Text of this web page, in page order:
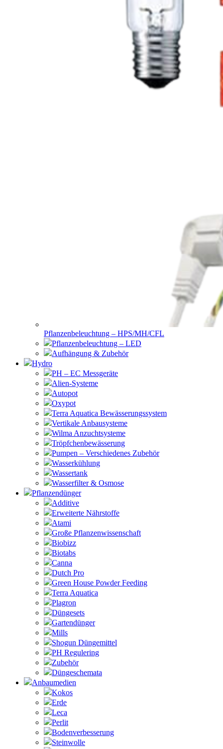
Pflanzenbeleuchtung – HPS/MH/CFL
Pflanzenbeleuchtung – LED
Aufhängung & Zubehör
Hydro
PH – EC Messgeräte
Alien-Systeme
Autopot
Oxypot
Terra Aquatica Bewässerungssystem
Vertikale Anbausysteme
Wilma Anzuchtsysteme
Tröpfchenbewässerung
Pumpen – Verschiedenes Zubehör
Wasserkühlung
Wassertank
Wasserfilter & Osmose
Pflanzendünger
Additive
Erweiterte Nährstoffe
Atami
Große Pflanzenwissenschaft
Biobizz
Biotabs
Canna
Dutch Pro
Green House Powder Feeding
Terra Aquatica
Plagron
Düngesets
Gartendünger
Mills
Shogun Düngemittel
PH Regulering
Zubehör
Düngeschemata
Anbaumedien
Kokos
Erde
Leca
Perlit
Bodenverbesserung
Steinwolle